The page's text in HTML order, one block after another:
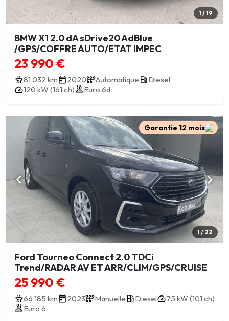
1 / 19
BMW X1 2.0 dA sDrive20 AdBlue
/GPS/COFFRE AUTO/ETAT IMPEC
23 990 €
81 032 km 2020 Automatique
Diesel
120 kW (161 ch)
Euro 6d
Garantie 12 mois
1 / 22
Ford Tourneo Connect 2.0 TDCi
Trend/RADAR AV ET ARR/CLIM/GPS/CRUISE
25 990 €
66 185 km 2023 Manuelle Diesel
75 kW (101 ch)
Euro 6